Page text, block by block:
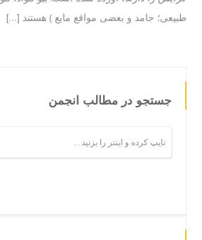
جامد و بعضی مواقع مایع ) هستند […]
جستجو در مطالب انجمن